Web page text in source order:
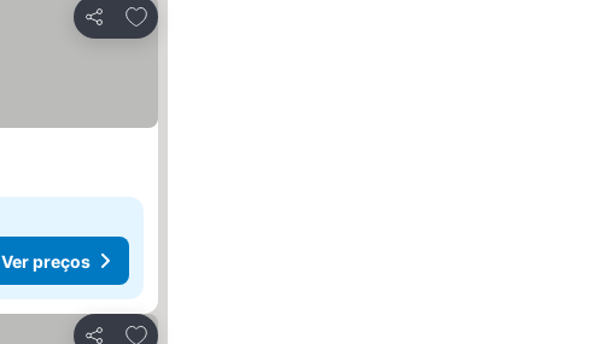
Partilhar
Adicionar aos favoritos
Ver preços
Adicionar aos favoritos